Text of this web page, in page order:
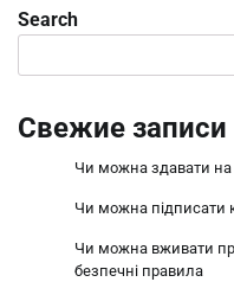
Search
Свежие записи
Чи можна здавати на
Чи можна підписати
Чи можна вживати
безпечні правила